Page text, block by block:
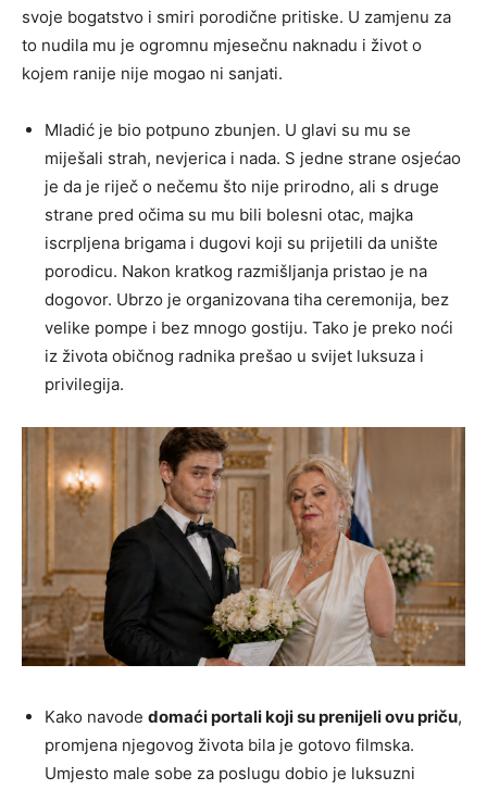
svoje bogatstvo i smiri porodične pritiske. U zamjenu za
to nudila mu je ogromnu mjesečnu naknadu i život o
kojem ranije nije mogao ni sanjati.
Mladić je bio potpuno zbunjen. U glavi su mu se
miješali strah, nevjerica i nada. S jedne strane osjećao
je da je riječ o nečemu što nije prirodno, ali s druge
strane pred očima su mu bili bolesni otac, majka
iscrpljena brigama i dugovi koji su prijetili da unište
porodicu. Nakon kratkog razmišljanja pristao je na
dogovor. Ubrzo je organizovana tiha ceremonija, bez
velike pompe i bez mnogo gostiju. Tako je preko noći
iz života običnog radnika prešao u svijet luksuza i
privilegija.
Kako navode domaći portali koji su prenijeli ovu priču,
promjena njegovog života bila je gotovo filmska.
Umjesto male sobe za poslugu dobio je luksuzni